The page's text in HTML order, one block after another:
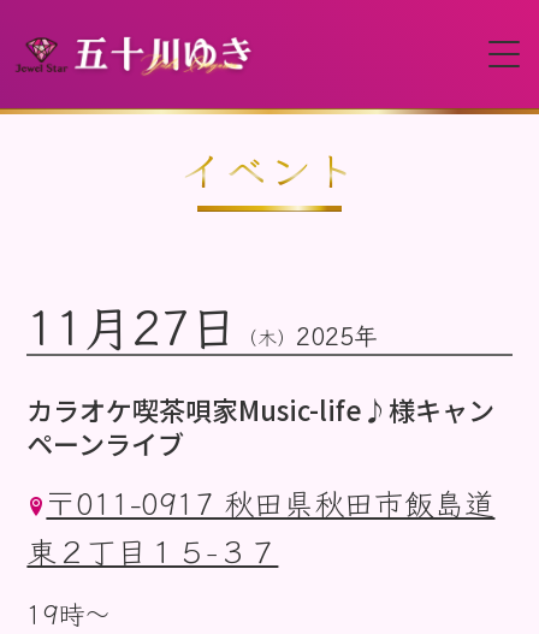
HOME
イベント
動画
ディスコグラフィー
お知らせ
イベント
11月27日 （木） 2025年
カラオケ喫茶唄家Music-life♪様キャン
ペーンライブ
〒011-0917 秋田県秋田市飯島道
東２丁目１５−３７
19時〜